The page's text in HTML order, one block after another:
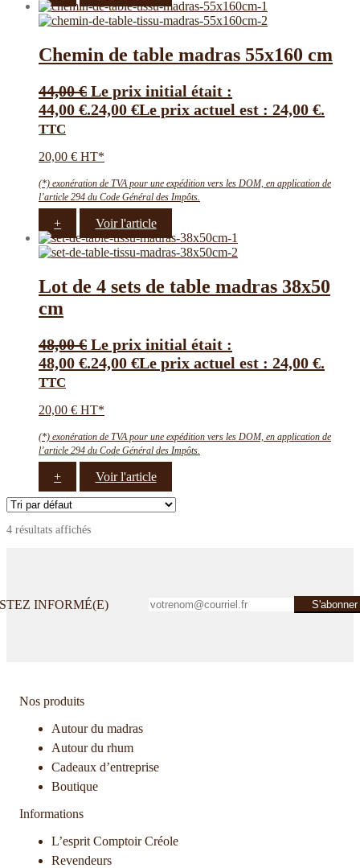
Chemin de table madras 55х160 cm
44,00€ Le prix initial était :
44,00 €.24,00 €Le prix actuel est : 24,00 €.
TTC
20,00 € HT*
(*) exonération de TVA pour une expédition vers les DOM, en application de
l’article 294 du Code Général des Impôts.
+ Voir l'article
Lot de 4 sets de table madras 38х50
cm
48,00€ Le prix initial était :
48,00 €.24,00 €Le prix actuel est : 24,00 €.
TTC
20,00 € HT*
(*) exonération de TVA pour une expédition vers les DOM, en application de
l’article 294 du Code Général des Impôts.
+ Voir l'article
4 résultats affichés
INFORMÉ(E)
Nos produits
Autour du madras
Autour du rhum
Cadeaux d’entreprise
Boutique
Informations
L’esprit Comptoir Créole
Revendeurs